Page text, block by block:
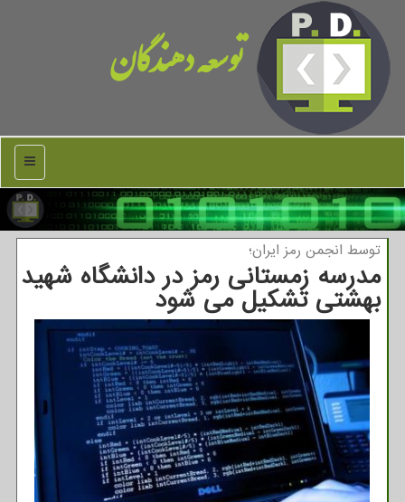
توسعه دهندگان
منو
توسط انجمن رمز ایران؛
مدرسه زمستانی رمز در دانشگاه شهید
بهشتی تشكیل می شود